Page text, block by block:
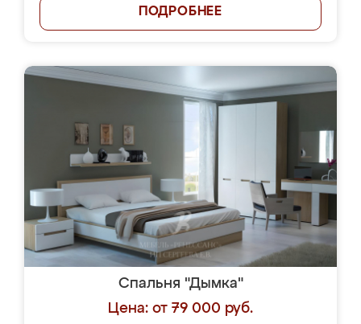
ПОДРОБНЕЕ
Спальня "Дымка"
Цена: от 79 000 руб.